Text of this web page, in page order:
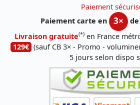
Paiement
Paiement carte en
3×
de
Livraison gratuite(*) en France
129€ (sauf CB 3× - Promo -
5 jours selon dispo